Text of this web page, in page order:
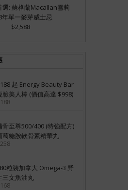
選: 蘇格蘭Macallan雪莉
年單一麥芽威士忌
$2,588
起 Energy Beauty Bar
臉美人棒 (價值高達 $998)
骨至尊500/400 (特強配方)
萄糖胺軟骨素精華丸
粒裝加拿大 Omega-3 野
三文魚油丸